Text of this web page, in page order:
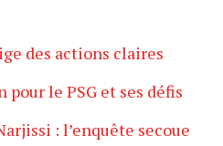
des actions claires
le PSG et ses défis
: l’enquête secoue